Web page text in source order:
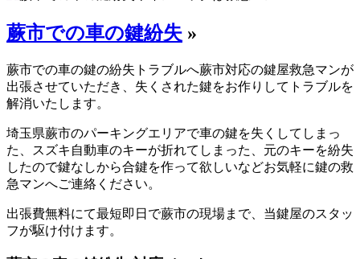
蕨市での車の鍵紛失 »
蕨市での車の鍵の紛失トラブルへ蕨市対応の鍵屋救急マンが
出張させていただき、失くされた鍵をお作りしてトラブルを
解消いたします。
埼玉県蕨市のパーキングエリアで車の鍵を失くしてしまっ
た、スズキ自動車のキーが折れてしまった、元のキーを紛失
したので鍵なしから合鍵を作って欲しいなどお気軽に鍵の救
急マンへご連絡ください。
出張費無料にて最短即日で蕨市の現場まで、当鍵屋のスタッ
フが駆け付けます。